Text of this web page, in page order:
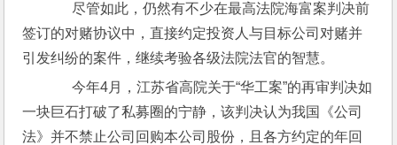
尽管如此，仍然有不少在最高法院海富案判决前
签订的对赌协议中，直接约定投资人与目标公司对赌并
引发纠纷的案件，继续考验各级法院法官的智慧。
今年4月，江苏省高院关于“华工案”的再审判决如
一块巨石打破了私募圈的宁静，该判决认为我国《公司
法》并不禁止公司回购本公司股份，且各方约定的年回